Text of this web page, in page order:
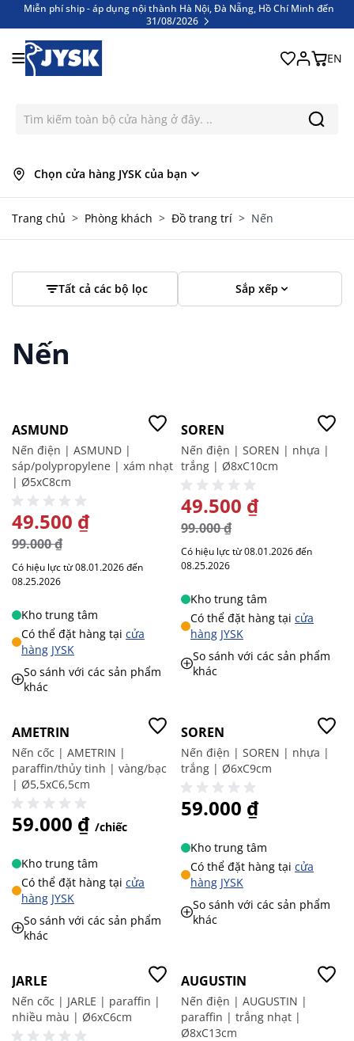
Miễn phí ship - áp dụng nội thành Hà Nội, Đà Nẵng, Hồ Chí Minh đến
31/08/2026
EN
Chọn cửa hàng JYSK của bạn
Trang chủ > Phòng khách > Đồ trang trí > Nến
Tất cả các bộ lọc Sắp xếp
Nến
ASMUND
Nến điện | ASMUND |
sáp/polypropylene | xám nhạt
| Ø5xC8cm
GIÁ ĐẶC BIỆT
49.500 ₫
99.000 ₫
Có hiệu lực từ 08.01.2026 đến
08.25.2026
Kho trung tâm
Có thể đặt hàng tại cửa
hàng JYSK
So sánh với các sản phẩm
khác
SOREN
Nến điện | SOREN | nhựa |
trắng | Ø8xC10cm
GIÁ ĐẶC BIỆT
49.500 ₫
99.000 ₫
Có hiệu lực từ 08.01.2026 đến
08.25.2026
Kho trung tâm
Có thể đặt hàng tại cửa
hàng JYSK
So sánh với các sản phẩm
khác
AMETRIN
Nến cốc | AMETRIN |
paraffin/thủy tinh | vàng/bạc
| Ø5,5xC6,5cm
59.000 ₫ /chiếc
Kho trung tâm
Có thể đặt hàng tại cửa
hàng JYSK
So sánh với các sản phẩm
khác
SOREN
Nến điện | SOREN | nhựa |
trắng | Ø6xC9cm
59.000 ₫
Kho trung tâm
Có thể đặt hàng tại cửa
hàng JYSK
So sánh với các sản phẩm
khác
JARLE
Nến cốc | JARLE | paraffin |
nhiều màu | Ø6xC6cm
AUGUSTIN
Nến điện | AUGUSTIN |
paraffin | trắng nhạt |
Ø8xC13cm